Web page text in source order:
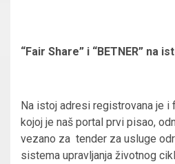
“Fair Share” i “BETNER” na
Na istoj adresi registrovana je i
kojoj je naš portal prvi pisao,
vezano za tender za usluge
sistema upravljanja životnog